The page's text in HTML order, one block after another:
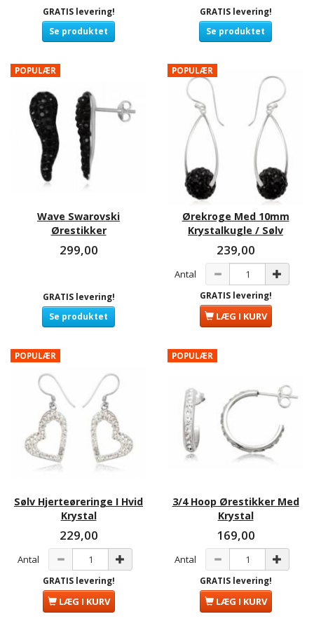
GRATIS levering!
Se produktet
GRATIS levering!
Se produktet
POPULÆR
Wave Swarovski
Ørestikker
299,00
GRATIS levering!
Se produktet
POPULÆR
Ørekroge Med 10mm
Krystalkugle / Sølv
239,00
Antal
GRATIS levering!
LÆG I KURV
POPULÆR
Sølv Hjerteøreringe I Hvid
Krystal
229,00
Antal
GRATIS levering!
LÆG I KURV
POPULÆR
3/4 Hoop Ørestikker Med
Krystal
169,00
Antal
GRATIS levering!
LÆG I KURV